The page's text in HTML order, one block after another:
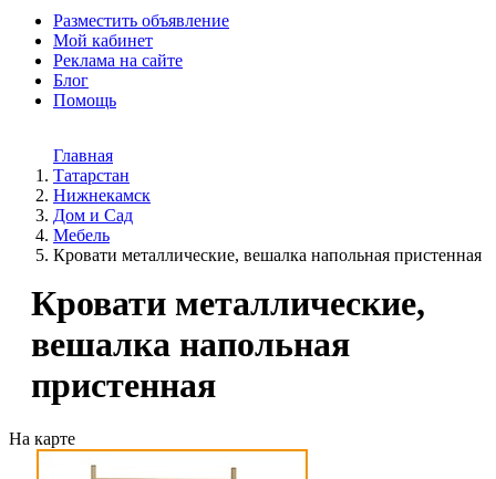
Разместить объявление
Мой кабинет
Реклама на сайте
Блог
Помощь
Главная
Татарстан
Нижнекамск
Дом и Cад
Мебель
Кровати металлические, вешалка напольная пристенная
Кровати металлические,
вешалка напольная
пристенная
На карте